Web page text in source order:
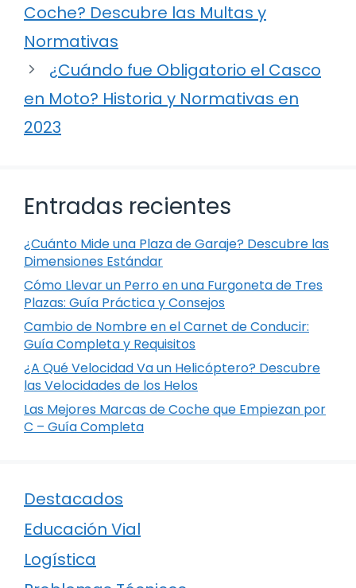
Coche? Descubre las Multas y
Normativas
¿Cuándo fue Obligatorio el Casco
en Moto? Historia y Normativas en
2023
Entradas recientes
¿Cuánto Mide una Plaza de Garaje? Descubre las
Dimensiones Estándar
Cómo Llevar un Perro en una Furgoneta de Tres
Plazas: Guía Práctica y Consejos
Cambio de Nombre en el Carnet de Conducir:
Guía Completa y Requisitos
¿A Qué Velocidad Va un Helicóptero? Descubre
las Velocidades de los Helos
Las Mejores Marcas de Coche que Empiezan por
C – Guía Completa
Destacados
Educación Vial
Logística